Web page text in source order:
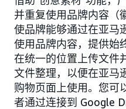
并重复使用品牌内容（
使品牌能够通过在亚马
使用品牌内容，提供始
在统一的位置上传文件
文件整理，以便在亚马
购物页面上使用。您可
者通过连接到 Google